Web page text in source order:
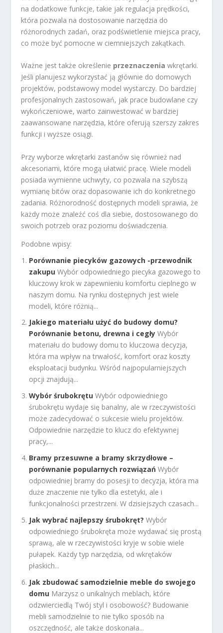
na dodatkowe funkcje, takie jak regulacja prędkości,
która pozwala na dostosowanie narzędzia do
różnorodnych zadań, oraz podświetlenie miejsca pracy,
co może być pomocne w ciemniejszych zakątkach.
Ważne jest także określenie przeznaczenia wkrętarki.
Jeśli planujesz wykorzystać ją głównie do domowych
projektów, podstawowy model wystarczy. Do bardziej
profesjonalnych zastosowań, jak prace budowlane czy
wykończeniowe, warto zainwestować w bardziej
zaawansowane narzędzia, które oferują szerszy zakres
funkcji i wyższe osiągi.
Przy wyborze wkrętarki zastanów się również nad
akcesoriami, które mogą ułatwić pracę. Wiele modeli
posiada wymienne uchwyty, co pozwala na szybszą
wymianę bitów oraz dopasowanie ich do konkretnego
zadania. Różnorodność dostępnych modeli sprawia, że
każdy może znaleźć coś dla siebie, dostosowanego do
swoich potrzeb oraz poziomu doświadczenia.
Podobne wpisy:
Porównanie piecyków gazowych -przewodnik
zakupu Wybór odpowiedniego piecyka gazowego to
kluczowy krok w zapewnieniu komfortu cieplnego w
naszym domu. Na rynku dostępnych jest wiele
modeli, które różnią...
Jakiego materiału użyć do budowy domu?
Porównanie betonu, drewna i cegły Wybór
materiału do budowy domu to kluczowa decyzja,
która ma wpływ na trwałość, komfort oraz koszty
eksploatacji budynku. Wśród najpopularniejszych
opcji znajdują...
Wybór śrubokrętu Wybór odpowiedniego
śrubokrętu wydaje się banalny, ale w rzeczywistości
może zadecydować o sukcesie wielu projektów.
Odpowiednie narzędzie to klucz do efektywnej
pracy,...
Bramy przesuwne a bramy skrzydłowe –
porównanie popularnych rozwiązań Wybór
odpowiedniej bramy do posesji to decyzja, która ma
duże znaczenie nie tylko dla estetyki, ale i
funkcjonalności przestrzeni. W dzisiejszych czasach...
Jak wybrać najlepszy śrubokręt? Wybór
odpowiedniego śrubokręta może wydawać się prostą
sprawą, ale w rzeczywistości kryje w sobie wiele
pułapek. Każdy typ narzędzia, od wkrętaków
płaskich...
Jak zbudować samodzielnie meble do swojego
domu Marzysz o unikalnych meblach, które
odzwierciedlą Twój styl i osobowość? Budowanie
mebli samodzielnie to nie tylko sposób na
oszczędność, ale także doskonała...